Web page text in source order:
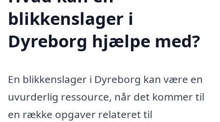
blikkenslager i
Dyreborg hjælpe med?
En blikkenslager i Dyreborg kan være en
uvurderlig ressource, når det kommer til
en række opgaver relateret til